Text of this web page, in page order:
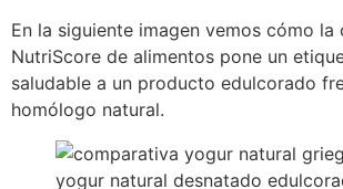
En la siguiente imagen vemos cómo la
NutriScore de alimentos pone un
saludable a un producto edulcorado
homólogo natural.